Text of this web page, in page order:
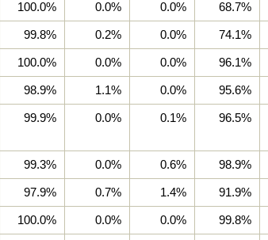
100.0% 0.0% 0.0% 68.7%
99.8% 0.2% 0.0% 74.1%
100.0% 0.0% 0.0% 96.1%
98.9% 1.1% 0.0% 95.6%
99.9% 0.0% 0.1% 96.5%
99.3% 0.0% 0.6% 98.9%
97.9% 0.7% 1.4% 91.9%
100.0% 0.0% 0.0% 99.8%